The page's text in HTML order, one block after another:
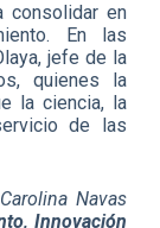
consolidar en
En las
jefe de la
quienes la
la ciencia, la
de las
Navas
Innovación